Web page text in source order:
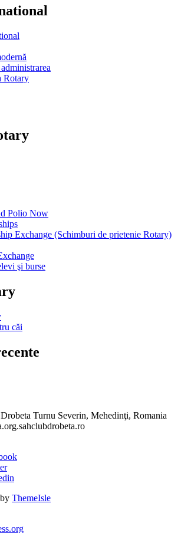
Rotary
Polio Now
Exchange (Schimburi de prietenie Rotary)
şi burse
căi
Turnu Severin, Mehedinţi, Romania
ThemeIsle